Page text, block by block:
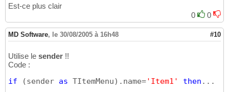
Est-ce plus clair
0
0
MD Software, le 30/08/2005 à 16h48 #10
Utilise le sender !!
Code :
if (sender as TItemMenu) .name='Item1' then ...